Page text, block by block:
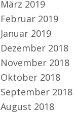
März 2019
Februar 2019
Januar 2019
Dezember 2018
November 2018
Oktober 2018
September 2018
August 2018